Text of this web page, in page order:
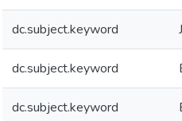
dc.subject.keyword
dc.subject.keyword
dc.subject.keyword